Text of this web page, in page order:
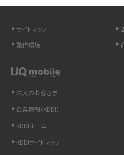
LINEの通知がこない時の原因と対処法9選
非通知設定とは？184で電話をかける方法
iCloudの使用容量を減らす9つの方法！使用
リプライ機能とは？LINE、X（旧Twitter）、
サイトマップ
動作環境
法人のお客さま
企業情報（KDDI）
KDDIホーム
KDDIサイトマップ